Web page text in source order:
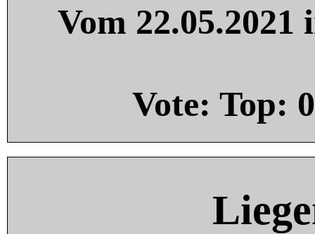
Vom
Vote: Top: 0